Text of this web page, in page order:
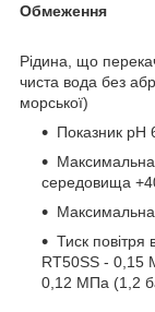
Обмеження
Рідина, що
чиста вода без
морської)
Показник pH
середовища
Тиск повітря
RT50SS - 0,15
0,12 МПа (1,2